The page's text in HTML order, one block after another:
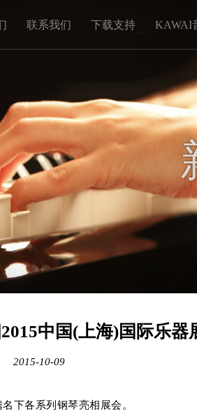
联系我们 下载支持 KAWAI
中国(上海)国际乐器
2015-10-09
下各系列钢琴亮相展会。